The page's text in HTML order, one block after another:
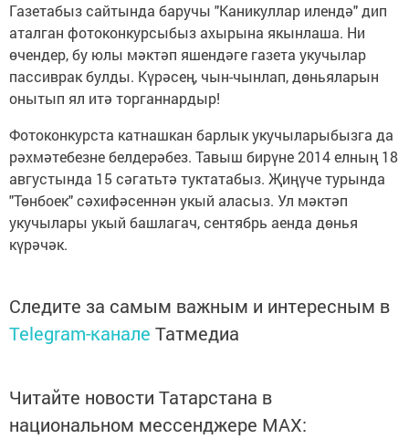
Газетабыз сайтында баручы "Каникуллар илендә" дип
аталган фотоконкурсыбыз ахырына якынлаша. Ни
өчендер, бу юлы мәктәп яшендәге газета укучылар
пассиврак булды. Күрәсең, чын-чынлап, дөньяларын
онытып ял итә торганнардыр!
Фотоконкурста катнашкан барлык укучыларыбызга да
рәхмәтебезне белдерәбез. Тавыш бирүне 2014 елның 18
августында 15 сәгатьтә туктатабыз. Җиңүче турында
"Төнбоек" сәхифәсеннән укый аласыз. Ул мәктәп
укучылары укый башлагач, сентябрь аенда дөнья
күрәчәк.
Следите за самым важным и интересным в
Telegram-канале Татмедиа
Читайте новости Татарстана в
национальном мессенджере MАХ: